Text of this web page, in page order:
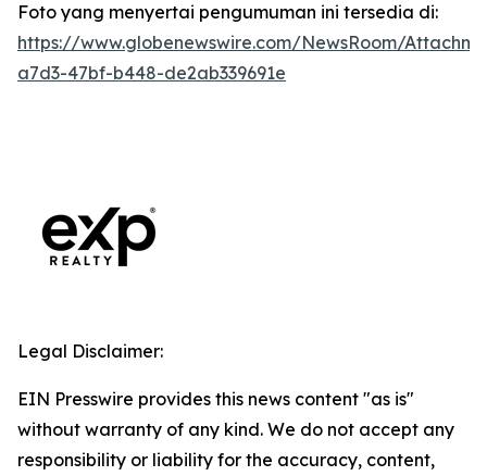
Foto yang menyertai pengumuman ini tersedia di:
https://www.globenewswire.com/NewsRoom/
a7d3-47bf-b448-de2ab339691e
Legal Disclaimer:
EIN Presswire provides this news content "as is"
without warranty of any kind. We do not accept any
responsibility or liability for the accuracy, content,